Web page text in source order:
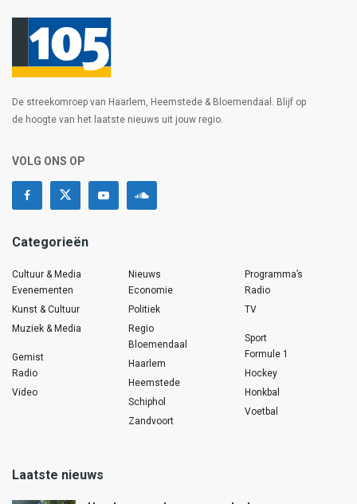
De streekomroep van Haarlem, Heemstede & Bloemendaal. Blijf op
de hoogte van het laatste nieuws uit jouw regio.
VOLG ONS OP
Categorieën
Cultuur & Media
Evenementen
Kunst & Cultuur
Muziek & Media
Gemist
Radio
Video
Nieuws
Economie
Politiek
Regio
Bloemendaal
Haarlem
Heemstede
Schiphol
Zandvoort
Programma’s
Radio
TV
Sport
Formule 1
Hockey
Honkbal
Voetbal
Laatste nieuws